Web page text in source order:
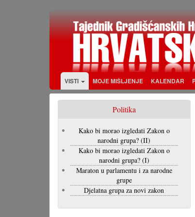
VISTI MOJE MIŠLJENJE KALENDAR
Politika
Kako bi morao izgledati Zakon o
narodni grupa? (II)
Kako bi morao izgledati Zakon o
narodni grupa? (I)
Maraton u parlamentu i za narodne
grupe
Djelatna grupa za novi zakon